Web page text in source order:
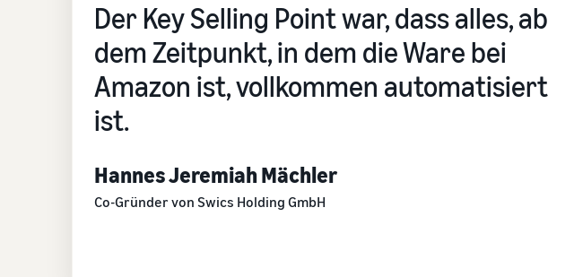
Der Key Selling Point war, dass alles, ab
dem Zeitpunkt, in dem die Ware bei
Amazon ist, vollkommen automatisiert
ist.
Hannes Jeremiah Mächler
Co-Gründer von Swics Holding GmbH